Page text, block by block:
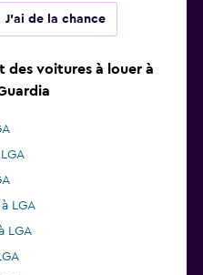
J'ai de la chance
des voitures à louer à
LGA
LGA